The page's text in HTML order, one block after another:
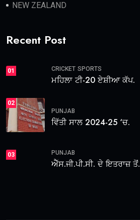
NEW ZEALAND
Recent Post
01 CRICKET SPORTS
ਮਹਿਲਾ ਟੀ-20 ਏਸ਼ੀਆ ਕੱਪ.
02
PUNJAB
ਵਿੱਤੀ ਸਾਲ 2024-25 ‘ਚ.
03 PUNJAB
ਐੱਸ.ਜੀ.ਪੀ.ਸੀ. ਦੇ ਇਤਰਾਜ਼ ਤੋਂ.